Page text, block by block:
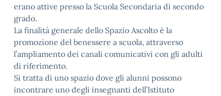
erano attive presso la Scuola Secondaria di secondo
grado.
La finalità generale dello Spazio Ascolto è la
promozione del benessere a scuola, attraverso
l’ampliamento dei canali comunicativi con gli adulti
di riferimento.
Si tratta di uno spazio dove gli alunni possono
incontrare uno degli insegnanti dell’Istituto